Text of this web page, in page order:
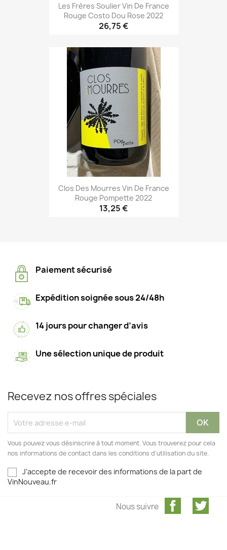
Les Frères Soulier Vin De France
Rouge Costo Dou Rose 2022
26,75 €
Clos Des Mourres Vin De France
Rouge Pompette 2022
13,25 €
Paiement sécurisé
Expédition soignée sous 24/48h
14 jours pour changer d’avis
Une sélection unique de produit
Recevez nos offres spéciales
Vous pouvez vous désinscrire à tout moment. Vous trouverez pour cela
nos informations de contact dans les conditions d'utilisation du site.
J’accepte de recevoir des informations de la part de
VinNouveau.fr
Facebook
Nous suivre